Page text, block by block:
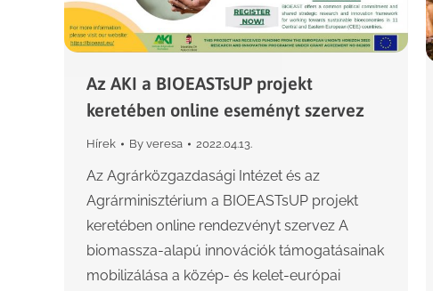
Az AKI a BIOEASTsUP projekt
keretében online eseményt szervez
Hírek By veresa 2022.04.13.
Az Agrárközgazdasági Intézet és az
Agrárminisztérium a BIOEASTsUP projekt
keretében online rendezvényt szervez A
biomassza-alapú innovációk támogatásainak
mobilizálása a közép- és kelet-európai